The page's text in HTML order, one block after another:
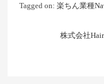
Tagged on:楽ちん業種
株式会社